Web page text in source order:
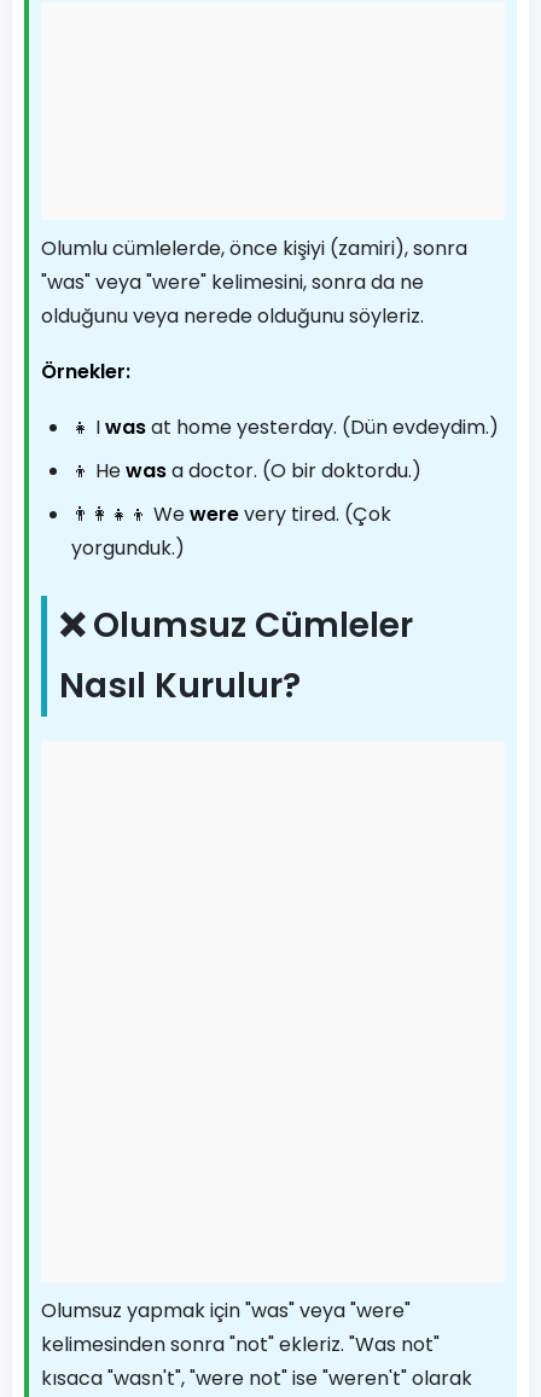
Olumlu cümlelerde, önce kişiyi (zamiri), sonra
"was" veya "were" kelimesini, sonra da ne
olduğunu veya nerede olduğunu söyleriz.
Örnekler:
👧 Iwasat home yesterday. (Dün evdeydim.)
👦 Hewasa doctor. (O bir doktordu.)
👨‍👩‍👧‍👦 Wewerevery tired. (Çok
yorgunduk.)
❌ Olumsuz Cümleler
Nasıl Kurulur?
Olumsuz yapmak için "was" veya "were"
kelimesinden sonra "not" ekleriz. "Was not"
kısaca "wasn't", "were not" ise "weren't" olarak